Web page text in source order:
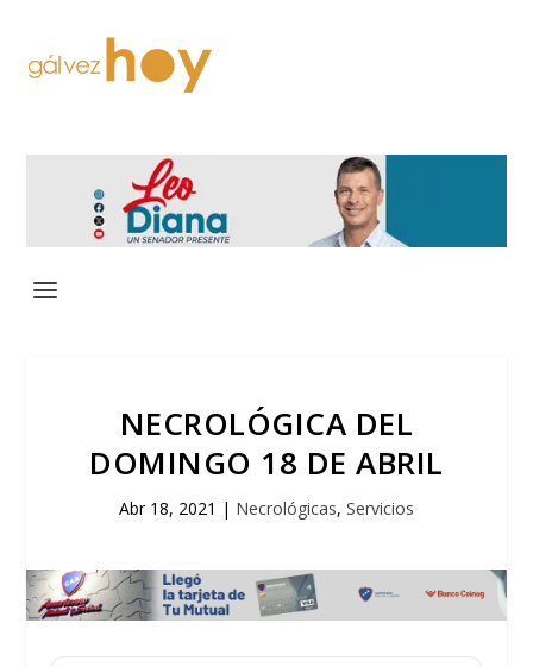
NECROLÓGICA DEL
DOMINGO 18 DE ABRIL
Abr 18, 2021 | Necrológicas, Servicios